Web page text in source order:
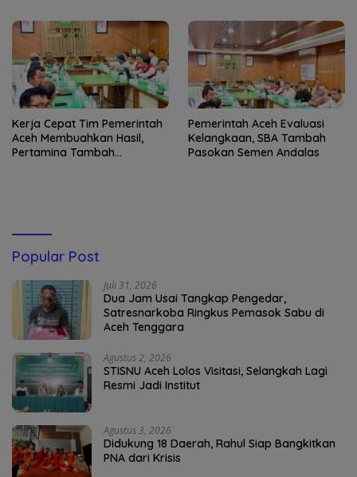
Kerja Cepat Tim Pemerintah
Aceh Membuahkan Hasil,
Pertamina Tambah
Pemerintah Aceh Evaluasi
Kelangkaan, SBA Tambah
Pasokan Semen Andalas
Popular Post
Juli 31, 2026
Dua Jam Usai Tangkap Pengedar,
Satresnarkoba Ringkus Pemasok Sabu di
Aceh Tenggara
Agustus 2, 2026
STISNU Aceh Lolos Visitasi, Selangkah Lagi
Resmi Jadi Institut
Agustus 3, 2026
Didukung 18 Daerah, Rahul Siap Bangkitkan
PNA dari Krisis